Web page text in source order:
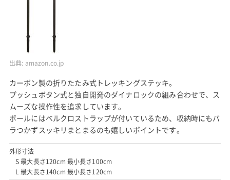
出典: amazon.co.jp
カーボン製の折りたたみ式トレッキングステッキ。
プッシュボタン式と独自開発のダイナロックの組み合わせで、ス
ムーズな操作性を追求しています。
ポールにはベルクロストラップが付いているため、収納時にもバ
ラつかずスッキリまとまるのも嬉しいポイントです。
外形寸法
S 最大長さ120cm 最小長さ100cm
L 最大長さ140cm 最小長さ120cm